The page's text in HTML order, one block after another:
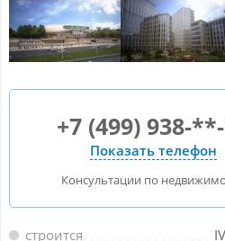
+7 (499) 938-
Показать телефон
Консультации по
строится